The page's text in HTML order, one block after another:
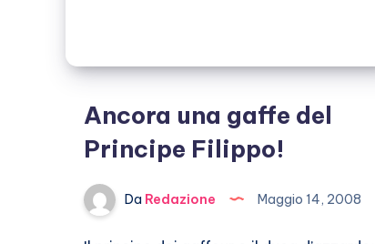
Ancora una gaffe del
Principe Filippo!
Da Redazione Maggio 14, 2008